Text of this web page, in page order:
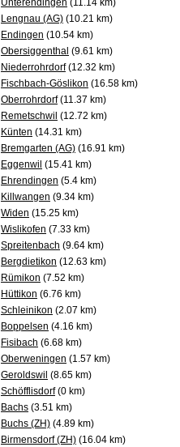
Unterendingen (11.14 km)
Lengnau (AG) (10.21 km)
Endingen (10.54 km)
Obersiggenthal (9.61 km)
Niederrohrdorf(12.32 km)
Fischbach-Göslikon (16.58 km)
Oberrohrdorf(11.37 km)
Remetschwil (12.72 km)
Künten (14.31 km)
Bremgarten (AG) (16.91 km)
Eggenwil (15.41 km)
Ehrendingen (5.4 km)
Killwangen (9.34 km)
Widen (15.25 km)
Wislikofen (7.33 km)
Spreitenbach (9.64 km)
Bergdietikon (12.63 km)
Rümikon (7.52 km)
Hüttikon (6.76 km)
Schleinikon (2.07 km)
Boppelsen (4.16 km)
Fisibach (6.68 km)
Oberweningen (1.57 km)
Geroldswil (8.65 km)
Schöfflisdorf(0 km)
Bachs (3.51 km)
Buchs (ZH) (4.89 km)
Birmensdorf (ZH) (16.04 km)